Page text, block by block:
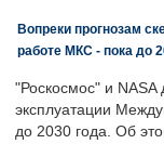
Вопреки прогнозам
работе МКС - пока до
"Роскосмос" и NASA
эксплуатации
до 2030 года. Об